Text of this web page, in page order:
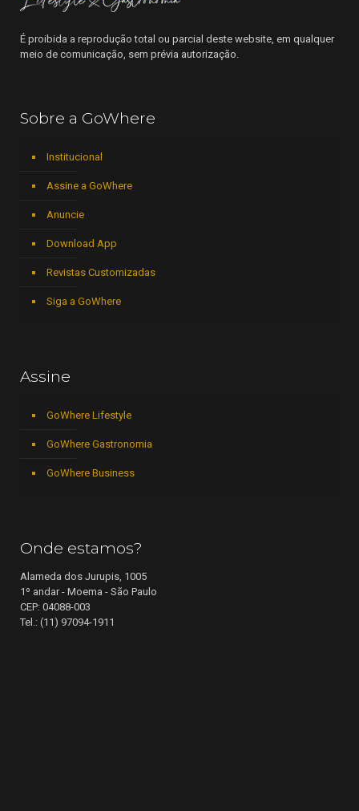
É proibida a reprodução total ou parcial deste website, em qualquer
meio de comunicação, sem prévia autorização.
Sobre a GoWhere
Institucional
Assine a GoWhere
Anuncie
Download App
Revistas Customizadas
Siga a GoWhere
Assine
GoWhere Lifestyle
GoWhere Gastronomia
GoWhere Business
Onde estamos?
Alameda dos Jurupis, 1005
1º andar - Moema - São Paulo
CEP: 04088-003
Tel.: (11) 97094-1911